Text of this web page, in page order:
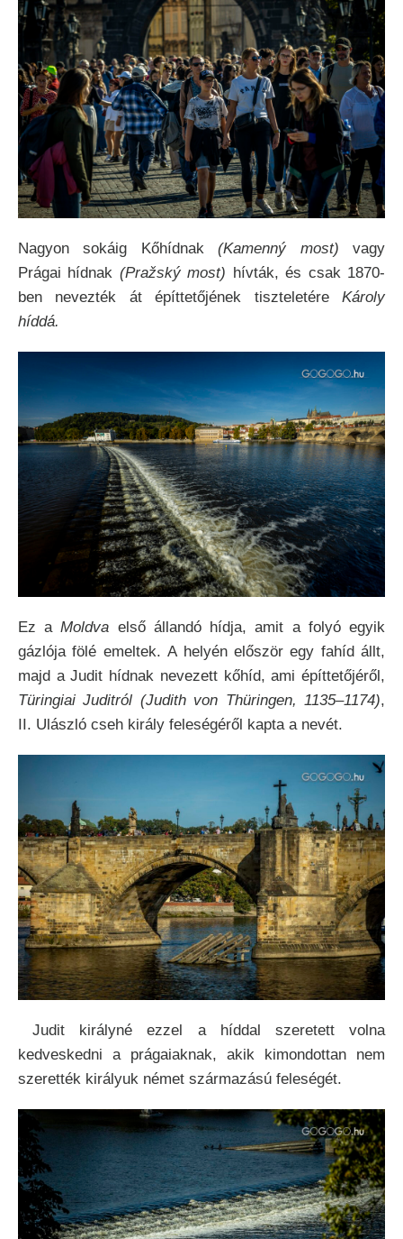
Nagyon sokáig Kőhídnak(Kamenný most) vagy
Prágai hídnak (Pražský most) hívták, és csak 1870-
ben nevezték át építtetőjének tiszteletére Károly
híddá.
Ez aMoldva első állandó hídja, amit a folyó egyik
gázlója fölé emeltek.A helyén először egy fahíd állt,
majd a Judit hídnak nevezett kőhíd, ami építtetőjéről,
Türingiai Juditról (Judith von Thüringen, 1135–1174),
II. Ulászló cseh király feleségéről kapta a nevét.
Judit királyné ezzel a híddal szeretett volna
kedveskedni a prágaiaknak, akik kimondottan nem
szerették királyuk német származású feleségét.